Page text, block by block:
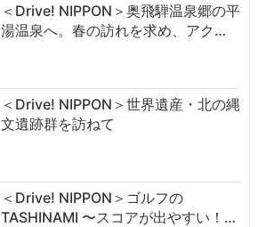
＜Drive! NIPPON＞奥飛騨温泉郷の平
湯温泉へ。春の訪れを求め、アク…
＜Drive! NIPPON＞世界遺産・北の縄
文遺跡群を訪ねて
＜Drive! NIPPON＞ゴルフの
TASHINAMI 〜スコアが出やすい！…